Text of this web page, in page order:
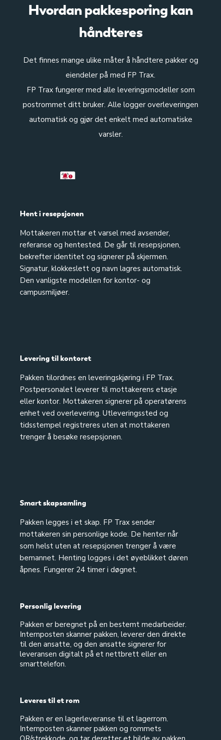
Hvordan pakkesporing kan
håndteres
Det finnes mange ulike måter å håndtere pakker og
eiendeler på med FP Trax.
FP Trax fungerer med alle leveringsmodeller som
postrommet ditt bruker. Alle logger overleveringen
automatisk og gjør det enkelt med automatiske
varsler.
Hent i resepsjonen
Mottakeren mottar et varsel med avsender,
referanse og hentested. De går til resepsjonen,
bekrefter identitet og signerer på skjermen.
Signatur, klokkeslett og navn lagres automatisk.
Den vanligste modellen for kontor- og
campusmiljøer.
Levering til kontoret
Pakken tilordnes en leveringskjøring i FP Trax.
Postpersonalet leverer til mottakerens etasje
eller kontor. Mottakeren signerer på operatørens
enhet ved overlevering. Utleveringssted og
tidsstempel registreres uten at mottakeren
trenger å besøke resepsjonen.
Smart skapsamling
Pakken legges i et skap. FP Trax sender
mottakeren sin personlige kode. De henter når
som helst uten at resepsjonen trenger å være
bemannet. Henting logges i det øyeblikket døren
åpnes. Fungerer 24 timer i døgnet.
Personlig levering
Pakken er beregnet på en bestemt medarbeider.
Internposten skanner pakken, leverer den direkte
til den ansatte, og den ansatte signerer for
leveransen digitalt på et nettbrett eller en
smarttelefon.
Leveres til et rom
Pakken er en lagerleveranse til et lagerrom.
Internposten skanner pakken og rommets